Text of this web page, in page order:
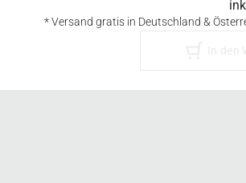
* Versand gratis in Deutschland &